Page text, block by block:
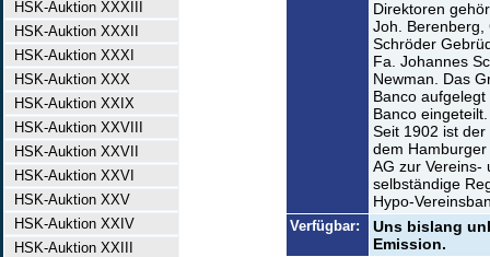
HSK-Auktion XXXIII
HSK-Auktion XXXII
HSK-Auktion XXXI
HSK-Auktion XXX
HSK-Auktion XXIX
HSK-Auktion XXVIII
HSK-Auktion XXVII
HSK-Auktion XXVI
HSK-Auktion XXV
HSK-Auktion XXIV
HSK-Auktion XXIII
Direktoren
Joh. Berenberg,
Schröder
Fa. Johannes
Newman. Das
Banco
Banco
Seit 1902 ist der
dem
AG zur Vereins-
selbständige
Hypo-
Verfügbar:
Uns bislang
Emission.